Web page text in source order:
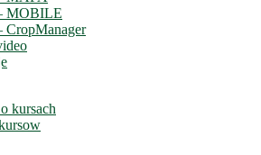
MOBILE
CropManager
kursach